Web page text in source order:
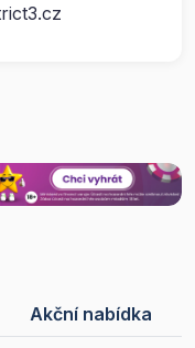
Akční nabídka